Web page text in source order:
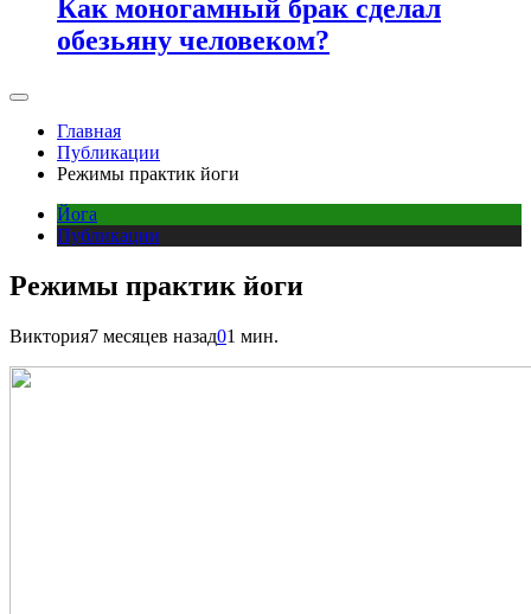
Как моногамный брак сделал
обезьяну человеком?
Главная
Публикации
Режимы практик йоги
Йога
Публикации
Режимы практик йоги
Виктория7 месяцев назад01 мин.